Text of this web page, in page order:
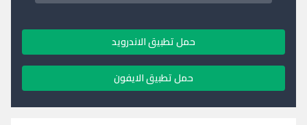
حمل تطبيق الاندرويد
حمل تطبيق الايفون